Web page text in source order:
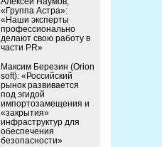
«Группа Астра»:
«Наши эксперты
профессионально
делают свою работу в
части PR»
Максим Березин (Orion
soft): «Российский
рынок развивается
под эгидой
импортозамещения и
«закрытия»
инфраструктур для
обеспечения
безопасности»